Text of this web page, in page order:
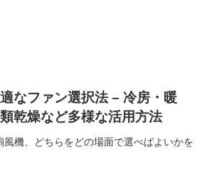
なファン選択法 – 冷房・暖
乾燥など多様な活用方法
機、どちらをどの場面で選べばよいかを